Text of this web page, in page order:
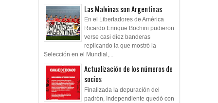
Las Malvinas son Argentinas
En el Libertadores de América
Ricardo Enrique Bochini pudieron
verse casi diez banderas
replicando la que mostró la
Selección en el Mundial,...
Actualización de los números de
socios
Finalizada la depuración del
padrón, Independiente quedó con